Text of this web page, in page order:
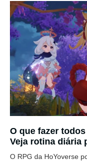
O que fazer
Veja rotina diária
O RPG da HoYoverse